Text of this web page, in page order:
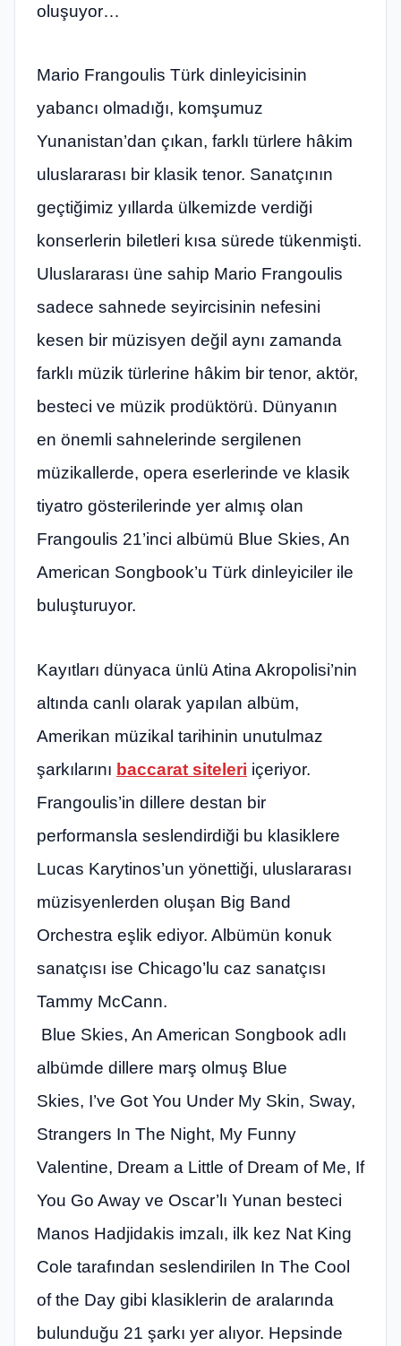
oluşuyor…
Mario Frangoulis Türk dinleyicisinin
yabancı olmadığı, komşumuz
Yunanistan’dan çıkan, farklı türlere hâkim
uluslararası bir klasik tenor. Sanatçının
geçtiğimiz yıllarda ülkemizde verdiği
konserlerin biletleri kısa sürede tükenmişti.
Uluslararası üne sahip Mario Frangoulis
sadece sahnede seyircisinin nefesini
kesen bir müzisyen değil aynı zamanda
farklı müzik türlerine hâkim bir tenor, aktör,
besteci ve müzik prodüktörü. Dünyanın
en önemli sahnelerinde sergilenen
müzikallerde, opera eserlerinde ve klasik
tiyatro gösterilerinde yer almış olan
Frangoulis 21’inci albümü Blue Skies, An
American Songbook’u Türk dinleyiciler ile
buluşturuyor.
Kayıtları dünyaca ünlü Atina Akropolisi’nin
altında canlı olarak yapılan albüm,
Amerikan müzikal tarihinin unutulmaz
şarkılarını baccarat siteleri içeriyor.
Frangoulis’in dillere destan bir
performansla seslendirdiği bu klasiklere
Lucas Karytinos’un yönettiği, uluslararası
müzisyenlerden oluşan Big Band
Orchestra eşlik ediyor. Albümün konuk
sanatçısı ise Chicago’ lu caz sanatçısı
Tammy McCann.
Blue Skies, An American Songbook adlı
albümde dillere marş olmuş Blue
Skies, I’ve Got You Under My Skin, Sway,
Strangers In The Night, My Funny
Valentine, Dream a Little of Dream of Me, If
You Go Away ve Oscar’lı Yunan besteci
Manos Hadjidakis imzalı, ilk kez Nat King
Cole tarafından seslendirilen In The Cool
of the Day gibi klasiklerin de aralarında
bulunduğu 21 şarkı yer alıyor. Hepsinde